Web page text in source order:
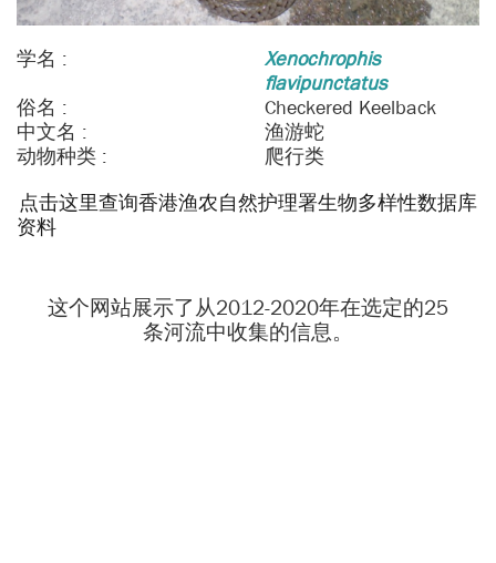
学名 :
Xenochrophis
flavipunctatus
俗名 :
Checkered Keelback
中文名 :
渔游蛇
动物种类 :
爬行类
点击这里查询香港渔农自然护理署生物多样性数据库
资料
这个网站展示了从2012-2020年在选定的25
条河流中收集的信息。